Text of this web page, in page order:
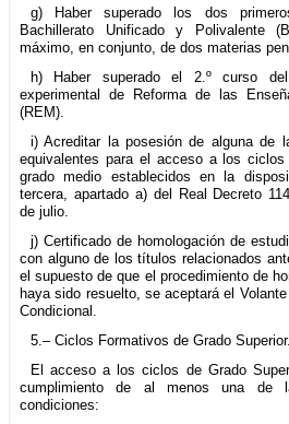
g) Haber superado los dos
Bachillerato Unificado y Polivalente
máximo, en conjunto, de dos materias
h) Haber superado el 2.º curso
experimental de Reforma de las
(REM).
i) Acreditar la posesión de alguna de
equivalentes para el acceso a los
grado medio establecidos en la
tercera, apartado a) del Real Decreto
de julio.
j) Certificado de homologación de
con alguno de los títulos relacionados
el supuesto de que el procedimiento de
haya sido resuelto, se aceptará el
Condicional.
5.– Ciclos Formativos de Grado Superior.
El acceso a los ciclos de Grado
cumplimiento de al menos una de
condiciones: